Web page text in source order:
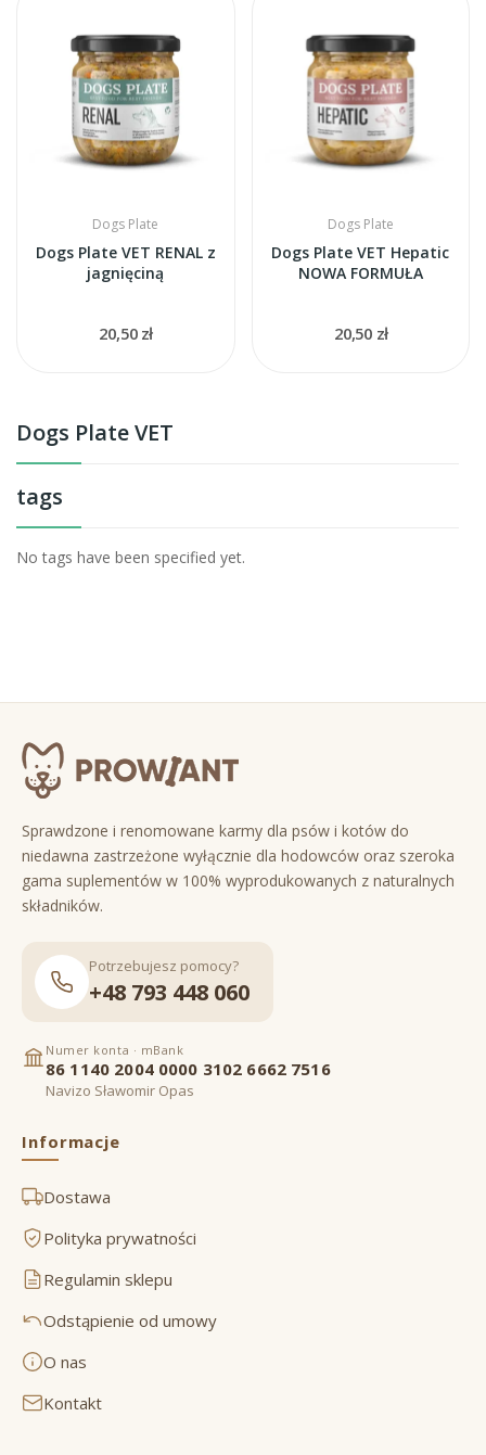
Dogs Plate VET
tags
No tags have been specified yet.
Dogs Plate
Dogs Plate VET RENAL z
jagnięciną
20,50 zł
Dogs Plate
Dogs Plate VET Hepatic
NOWA FORMUŁA
20,50 zł
Sprawdzone i renomowane karmy dla psów i kotów do
niedawna zastrzeżone wyłącznie dla hodowców oraz szeroka
gama suplementów w 100% wyprodukowanych z naturalnych
składników.
Potrzebujesz pomocy?
+48 793 448 060
Numer konta · mBank
86 1140 2004 0000 3102 6662 7516
Navizo Sławomir Opas
Informacje
Dostawa
Polityka prywatności
Regulamin sklepu
Odstąpienie od umowy
O nas
Kontakt